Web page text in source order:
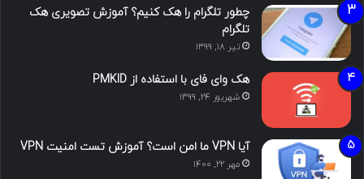
چطور تلگرام را هک کنیم؟ آموزش تصویری هک
تلگرام
تیر ۱۸, ۱۳۹۹
هک وای فای با استفاده از PMKID
شهریور ۲۴, ۱۳۹۹
آیا VPN ما امن است؟ آموزش تست امنیت VPN
مهر ۲۲, ۱۴۰۰